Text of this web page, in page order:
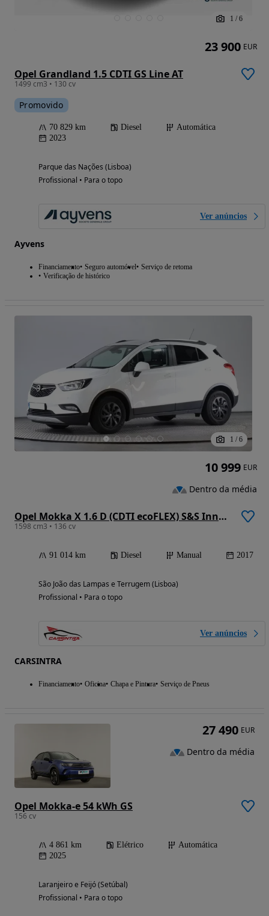
1 / 6
Opel Grandland 1.5 CDTI GS Line AT
1499 cm3 • 130 cv
Promovido
70 829 km Diesel
Automática
2023
Parque das Nações (Lisboa)
Profissional • Para o topo
Ver anúncios
Ayvens
Financiamento Seguro automóvel
Serviço de retoma
Verificação de histórico
23 900 EUR
1 / 6
Opel Mokka X 1.6 D (CDTI ecoFLEX) S&S Innovation
1598 cm3 • 136 cv
91 014 km Diesel Manual 2017
São João das Lampas e Terrugem (Lisboa)
Profissional • Para o topo
Ver anúncios
CARSINTRA
Financiamento Oficina Chapa e Pintura Serviço de Pneus
10 999 EUR
Dentro da média
Opel Mokka-e 54 kWh GS
156 cv
4 861 km Elétrico
Automática
2025
Laranjeiro e Feijó (Setúbal)
Profissional • Para o topo
27 490 EUR
Dentro da média